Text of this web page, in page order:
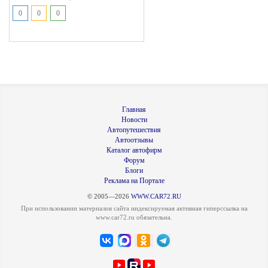
0
0 0
Главная
Новости
Автопутешествия
Автоотзывы
Каталог автофирм
Форум
Блоги
Реклама на Портале
© 2005—2026 WWW.CAR72.RU
При использовании материалов сайта индексируемая активная гиперссылка на
www.car72.ru обязательна.